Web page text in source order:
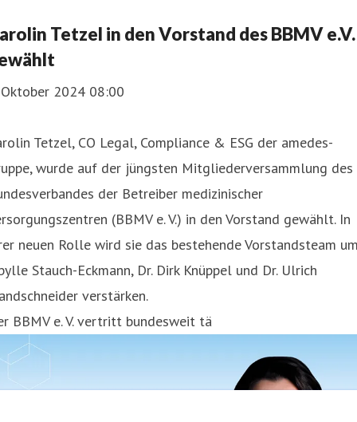
Tetzel in den Vorstand des BBMV e.V.
2024 08:00
Tetzel, CO Legal, Compliance & ESG der amedes-
wurde auf der jüngsten Mitgliederversammlung des
der Betreiber medizinischer
(BBMV e. V.) in den Vorstand gewählt. In
neuen Rolle wird sie das bestehende Vorstandsteam
Stauch-Eckmann, Dr. Dirk Knüppel und Dr. Ulrich
verstärken.
BBMV e. V. vertritt bundesweit tä